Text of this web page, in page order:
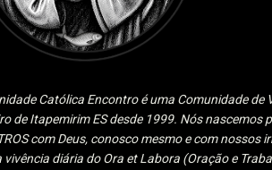
Católica Encontro é uma Comunidade de
de Itapemirim ES desde 1999. Nós nascemos
com Deus, conosco mesmo e com nossos
vivência diária do Ora et Labora (Oração e